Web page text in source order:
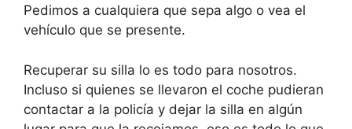
Pedimos a cualquiera que sepa algo o vea el
vehículo que se presente.
Recuperar su silla lo es todo para nosotros.
Incluso si quienes se llevaron el coche pudieran
contactar a la policía y dejar la silla en algún